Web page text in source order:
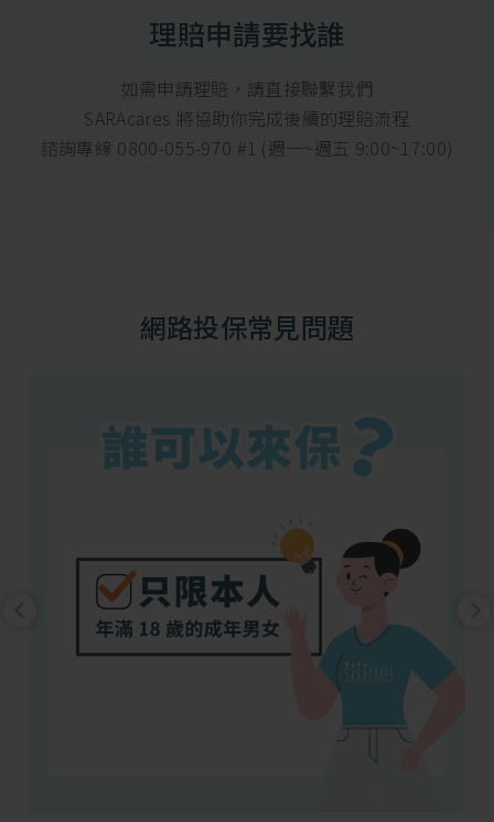
理賠申請要找誰
如需申請理賠，請直接聯繫我們
SARAcares 將協助你完成後續的理賠流程
諮詢專線 0800-055-970 #1 (週一~週五 9:00~17:00)
網路投保常見問題